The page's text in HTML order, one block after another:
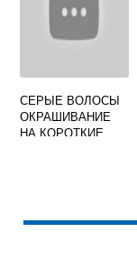
СЕРЫЕ ВОЛОСЫ
ОКРАШИВАНИЕ
НА КОРОТКИЕ